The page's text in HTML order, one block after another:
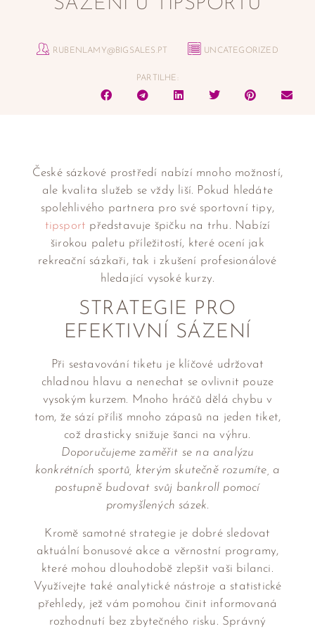
SÁZENÍ U TIPSPORTU
RUBENLAMY@BIGSALES.PT UNCATEGORIZED
PARTILHE:
České sázkové prostředí nabízí mnoho možností,
ale kvalita služeb se vždy liší. Pokud hledáte
spolehlivého partnera pro své sportovní tipy,
tipsport představuje špičku na trhu. Nabízí
širokou paletu příležitostí, které ocení jak
rekreační sázkaři, tak i zkušení profesionálové
hledající vysoké kurzy.
STRATEGIE PRO
EFEKTIVNÍ SÁZENÍ
Při sestavování tiketu je klíčové udržovat
chladnou hlavu a nenechat se ovlivnit pouze
vysokým kurzem. Mnoho hráčů dělá chybu v
tom, že sází příliš mnoho zápasů na jeden tiket,
což drasticky snižuje šanci na výhru.
Doporučujeme zaměřit se na analýzu
konkrétních sportů, kterým skutečně rozumíte, a
postupně budovat svůj bankroll pomocí
promyšlených sázek.
Kromě samotné strategie je dobré sledovat
aktuální bonusové akce a věrnostní programy,
které mohou dlouhodobě zlepšit vaši bilanci.
Využívejte také analytické nástroje a statistické
přehledy, jež vám pomohou činit informovaná
rozhodnutí bez zbytečného risku. Správný